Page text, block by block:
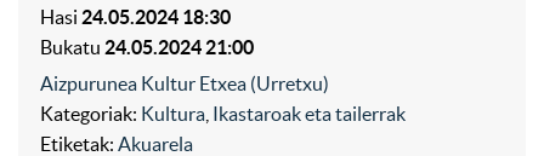
Hasi 24.05.2024 18:30
Bukatu 24.05.2024 21:00
Aizpurunea Kultur Etxea (Urretxu)
Kategoriak: Kultura Ikastaroak eta tailerrak
Etiketak: Akuarela